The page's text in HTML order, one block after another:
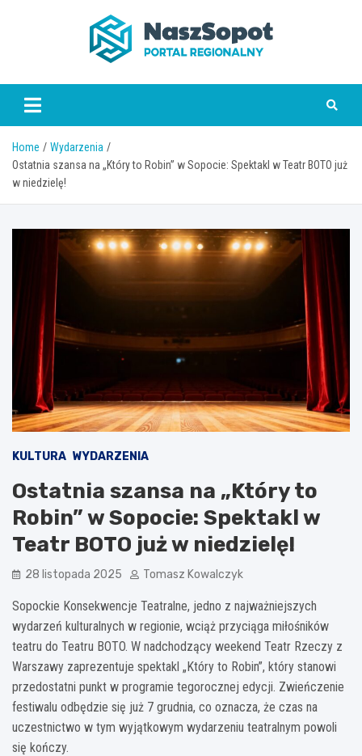
www.naszsopot.pl
Home
Wydarzenia
Ostatnia szansa na „Który to Robin” w Sopocie: Spektakl w Teatr BOTO już
w niedzielę!
KULTURA WYDARZENIA
Ostatnia szansa na „Który to
Robin” w Sopocie: Spektakl w
Teatr BOTO już w niedzielę!
28 listopada 2025 Tomasz Kowalczyk
Sopockie Konsekwencje Teatralne, jedno z najważniejszych
wydarzeń kulturalnych w regionie, wciąż przyciąga miłośników
teatru do Teatru BOTO. W nadchodzący weekend Teatr Rzeczy z
Warszawy zaprezentuje spektakl „Który to Robin”, który stanowi
przedostatni punkt w programie tegorocznej edycji. Zwieńczenie
festiwalu odbędzie się już 7 grudnia, co oznacza, że czas na
uczestnictwo w tym wyjątkowym wydarzeniu teatralnym powoli
się kończy.